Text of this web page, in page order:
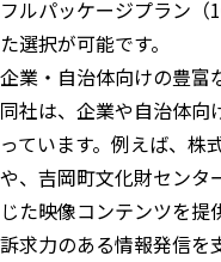
フルパッケージプラン（
た選択が可能です。
企業・自治体向けの豊富
同社は、企業や自治体向
っています。例えば、株
や、吉岡町文化財センタ
じた映像コンテンツを提
訴求力のある情報発信を